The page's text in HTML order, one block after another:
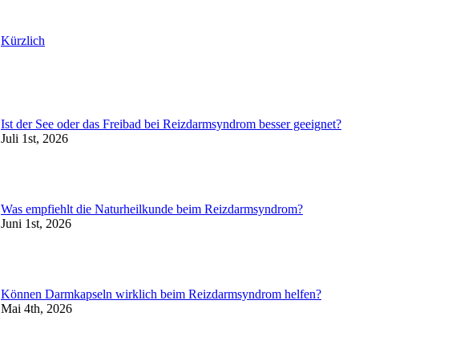
Kürzlich
Ist der See oder das Freibad bei Reizdarmsyndrom besser geeignet?
Juli 1st, 2026
Was empfiehlt die Naturheilkunde beim Reizdarmsyndrom?
Juni 1st, 2026
Können Darmkapseln wirklich beim Reizdarmsyndrom helfen?
Mai 4th, 2026